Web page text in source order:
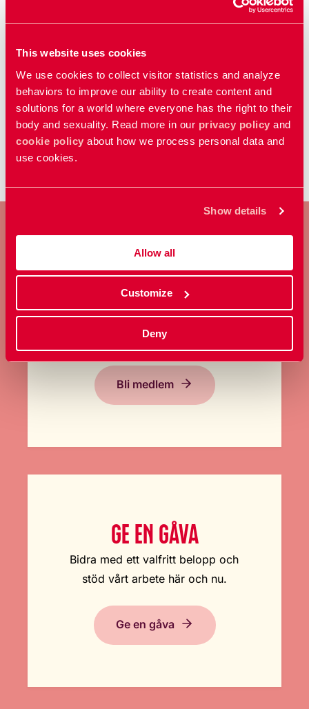
This website uses cookies
We use cookies to collect visitor statistics and analyze
behaviors to improve our ability to create content and
solutions for a world where everyone has the right to their
body and sexuality. Read more in our privacy policy and
cookie policy about how we process personal data and
use cookies.
Show details
Allow all
Customize
Deny
Publicerad: 21 feb 2023
Kategorier
Nyhet
BLI MEDLEM
Ta ställning för allas rätt att
bestämma över sin kropp och
sexualitet.
Bli medlem
GE EN GÅVA
Bidra med ett valfritt belopp och
stöd vårt arbete här och nu.
Ge en gåva